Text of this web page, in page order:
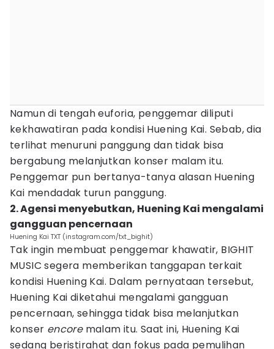
Namun di tengah euforia, penggemar diliputi
kekhawatiran pada kondisi Huening Kai. Sebab, dia
terlihat menuruni panggung dan tidak bisa
bergabung melanjutkan konser malam itu.
Penggemar pun bertanya-tanya alasan Huening
Kai mendadak turun panggung.
2. Agensi menyebutkan, Huening Kai mengalami
gangguan pencernaan
Huening Kai TXT (instagram.com/txt_bighit)
Tak ingin membuat penggemar khawatir, BIGHIT
MUSIC segera memberikan tanggapan terkait
kondisi Huening Kai. Dalam pernyataan tersebut,
Huening Kai diketahui mengalami gangguan
pencernaan, sehingga tidak bisa melanjutkan
konser encoremalam itu. Saat ini, Huening Kai
sedang beristirahat dan fokus pada pemulihan